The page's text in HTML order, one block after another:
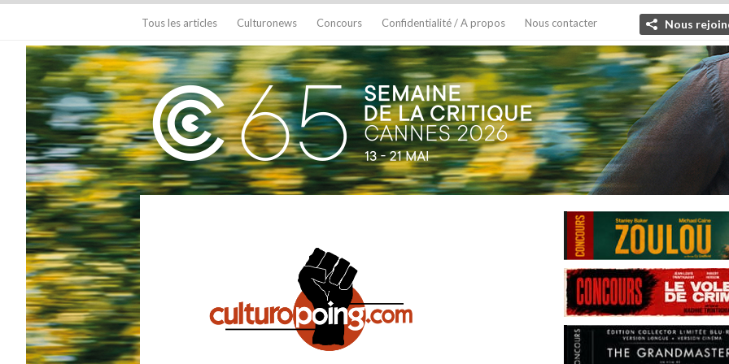
Tous les articles Culturonews Concours Confidentialité / A propos Nous contacter Nous